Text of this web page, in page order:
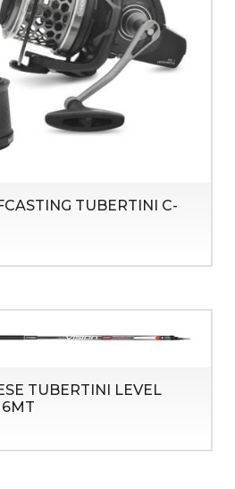
TUBERTINI C-
TUBERTINI LEVEL